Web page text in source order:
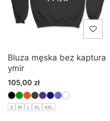
Bluza męska bez kaptura
ymir
Cena
105,00 zł
S M L XL XXL